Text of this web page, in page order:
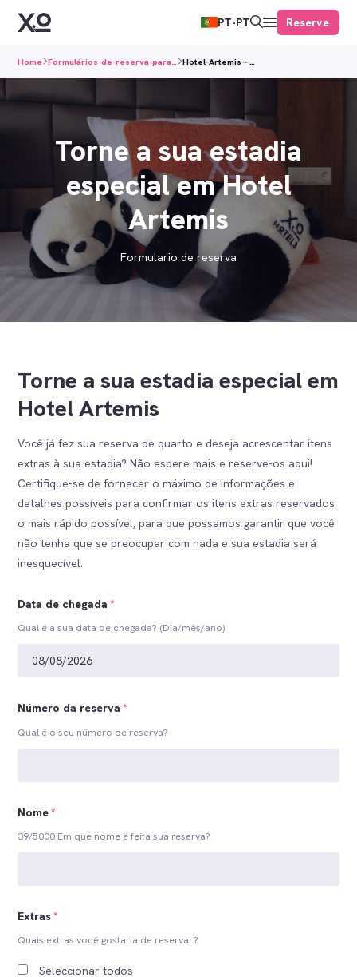
PT-PT Reserve
Home Formulários-de-reserva-para… Hotel-Artemis-–…
Torne a sua estadia
especial em Hotel
Artemis
Formulario de reserva
Torne a sua estadia especial em
Hotel Artemis
Você já fez sua reserva de quarto e deseja acrescentar itens
extras à sua estadia? Não espere mais e reserve-os aqui!
Certifique-se de fornecer o máximo de informações e
detalhes possíveis para confirmar os itens extras reservados
o mais rápido possível, para que possamos garantir que você
não tenha que se preocupar com nada e sua estadia será
inesquecível.
Data de chegada *
Qual é a sua data de chegada? (Dia/mês/ano)
Número da reserva *
Qual é o seu número de reserva?
Nome*
39/5000 Em que nome é feita sua reserva?
Extras*
Quais extras você gostaria de reservar?
Seleccionar todos